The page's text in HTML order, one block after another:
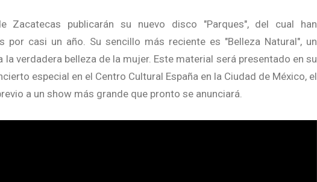
Zacatecas publicarán su nuevo disco "Parques", del cual han
por casi un año. Su sencillo más reciente es "Belleza Natural", un
la verdadera belleza de la mujer. Este material será presentado en su
especial en el Centro Cultural España en la Ciudad de México, el
a un show más grande que pronto se anunciará.